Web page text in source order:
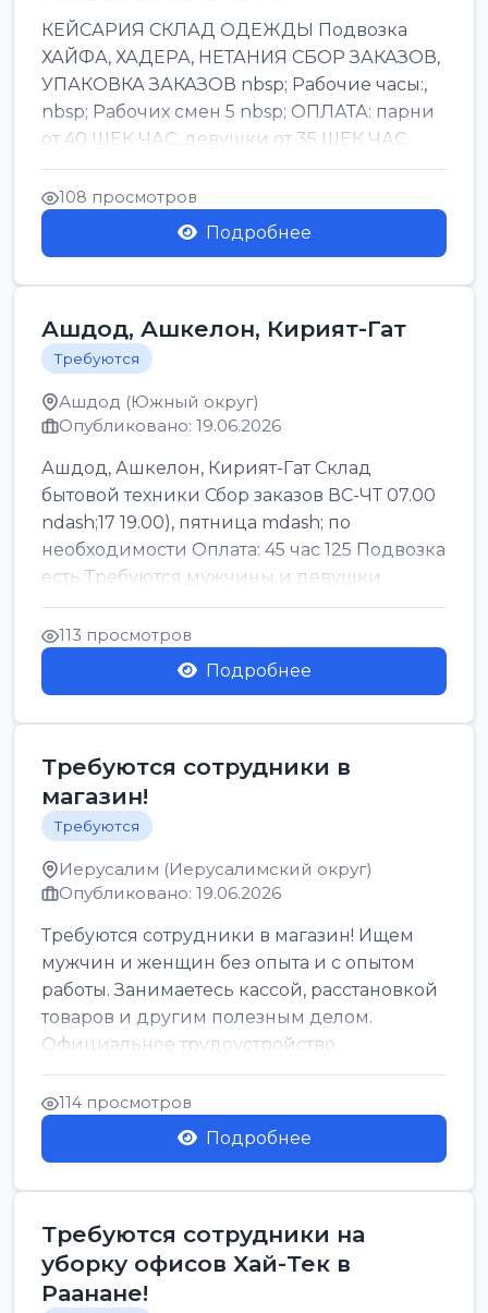
КЕЙСАРИЯ СКЛАД ОДЕЖДЫ Подвозка
ХАЙФА, ХАДЕРА, НЕТАНИЯ СБОР ЗАКАЗОВ,
УПАКОВКА ЗАКАЗОВ nbsp; Рабочие часы:,
nbsp; Рабочих смен 5 nbsp; ОПЛАТА: парни
от 40 ШЕК ЧАС, девушки от 35 ШЕК ЧАС
БОНУСЫ 1500 ШЕК ...
108 просмотров
Подробнее
Ашдод, Ашкелон, Кирият-Гат
Требуются
Ашдод (Южный округ)
Опубликовано: 19.06.2026
Ашдод, Ашкелон, Кирият-Гат Склад
бытовой техники Сбор заказов ВС-ЧТ 07.00
ndash;17 19.00), пятница mdash; по
необходимости Оплата: 45 час 125 Подвозка
есть Требуются мужчины и девушки
Только официальн...
113 просмотров
Подробнее
Требуются сотрудники в
магазин!
Требуются
Иерусалим (Иерусалимский округ)
Опубликовано: 19.06.2026
Требуются сотрудники в магазин! Ищем
мужчин и женщин без опыта и с опытом
работы. Занимаетесь кассой, расстановкой
товаров и другим полезным делом.
Официальное трудоустройство,
стабильная зарплата от ...
114 просмотров
Подробнее
Требуются сотрудники на
уборку офисов Хай-Тек в
Раанане!